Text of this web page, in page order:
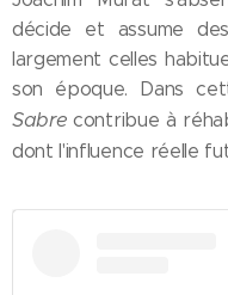
décide et assume
largement celles
son époque. Dans
Sabrecontribue à
dont l'influence réelle